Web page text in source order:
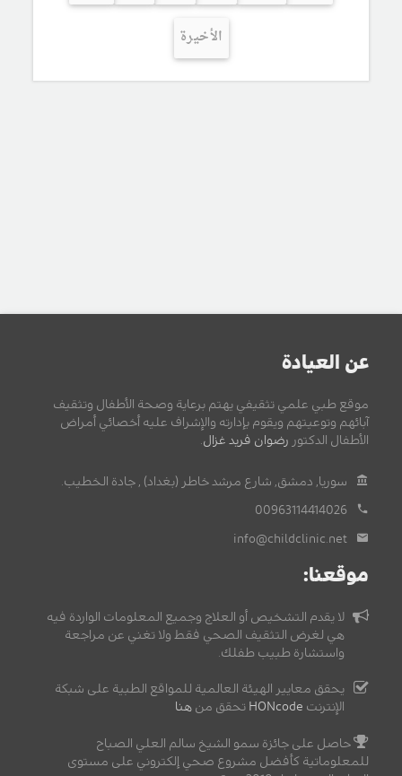
الأخيرة
عن العيادة
موقع طبي علمي تثقيفي يهتم برعاية وصحة الأطفال وتثقيف
آبائهم وتوعيتهم ويقوم بإدارته والإشراف عليه أخصائي أمراض
الأطفال الدكتور رضوان فريد غزال.
سوريا, دمشق, شارع مرشد خاطر (بغداد) , جادة الخطيب.
00963114414026
info@childclinic.net
موقعنا:
لا يقدم التشخيص أو العلاج وجميع المعلومات الواردة فيه
هي لغرض التثقيف الصحي فقط ولا تغني عن مراجعة
واستشارة طبيب طفلك.
يحقق معايير الهيئة العالمية للمواقع الطبية على شبكة
الإنترنت HONcode تحقق من هنا
حاصل على جائزة سمو الشيخ سالم العلي الصباح
للمعلوماتية كأفضل مشروع صحي إلكتروني على مستوى